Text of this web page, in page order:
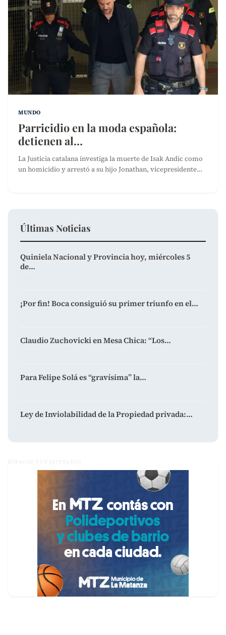
MUNDO
Parricidio en la moda española:
detienen al…
La Justicia catalana investiga la muerte de Isak Andic como
un homicidio y arrestó a su hijo Jonathan, vicepresidente…
Últimas Noticias
Quiniela Nacional y Provincia hoy, miércoles 5
de…
¡Por fin! Boca consiguió su primer triunfo en el…
Claudio Zuchovicki en Mesa Chica: “Los…
Para Felipe Solá es “gravísima” la…
Ley de Inviolabilidad de la Propiedad privada:…
ESPACIO PUBLICITARIO